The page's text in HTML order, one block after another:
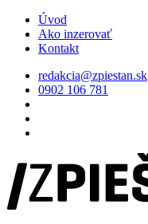
Úvod
Ako inzerovať
Kontakt
redakcia@zpiestan.sk
0902 106 781